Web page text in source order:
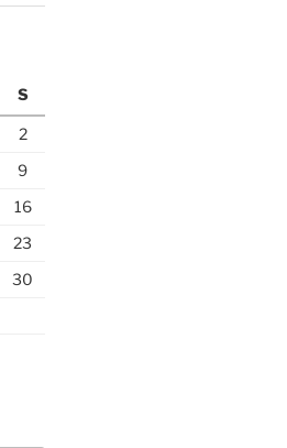
S
2
9
16
23
30